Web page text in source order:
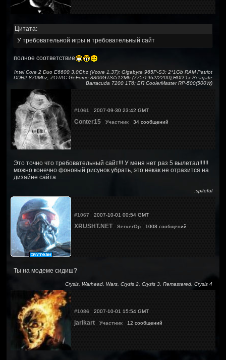
Цитата:
У требовательной игры и требовательный сайт
полное соответствие
Intel Core 2 Duo E6600 3.0Ghz (Vcore 1.37); Gigabyte 965P-S3; 2*1Gb RAM Patriot
DDR2 870Mhz; ZOTAC GeForce 8800GTS/512Mb (775/1962/2200);HDD 1x Seagate
Barracuda 7200 1Тб; БП CoolerMaster RP-500(500W)
#1061 2007-09-30 23:42 GMT
Conter15 Участник 34 сообщений
Это точно что требовательный сайт!!! У меня нет раз 5 вылетал!!!!!!
можно конечно фоновый рисунок убрать, это некак не отразится на
дизайне сайта.....
:spiteful
#1067 2007-10-01 00:54 GMT
XRUSHT.NET ServerOp 1008 сообщений
Ты на модеме сидиш?
Crysis, Warhead, Wars, Crysis 2, Crysis 3, Remastered, Crysis 4
#1086 2007-10-01 15:54 GMT
jarikart Участник 12 сообщений